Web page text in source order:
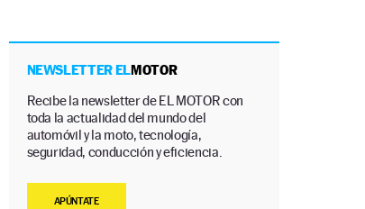
NEWSLETTER ELMOTOR
Recibe la newsletter de EL MOTOR con
toda la actualidad del mundo del
automóvil y la moto, tecnología,
seguridad, conducción y eficiencia.
APÚNTATE